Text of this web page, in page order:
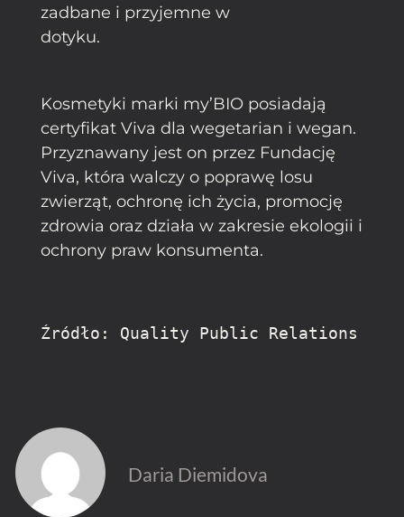
zadbane i przyjemne w
dotyku.
Kosmetyki marki my’BIO posiadają
certyfikat Viva dla wegetarian i wegan.
Przyznawany jest on przez Fundację
Viva, która walczy o poprawę losu
zwierząt, ochronę ich życia, promocję
zdrowia oraz działa w zakresie ekologii i
ochrony praw konsumenta.
Źródło: Quality Public Relations
Daria Diemidova